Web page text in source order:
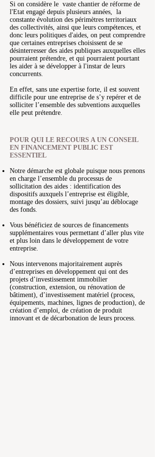
Si on considère le vaste chantier de réforme de
l'Etat engagé depuis plusieurs années, la
constante évolution des périmètres territoriaux
des collectivités, ainsi que leurs compétences, et
donc leurs politiques d'aides, on peut comprendre
que certaines entreprises choisissent de se
désinterresser des aides publiques auxquelles elles
pourraient prétendre, et qui pourraient pourtant
les aider à se développer à l'instar de leurs
concurrents.
En effet, sans une expertise forte, il est souvent
difficile pour une entreprise de s’y repérer et de
solliciter l’ensemble des subventions auxquelles
elle peut prétendre.
POUR QUI LE RECOURS A UN CONSEIL
EN FINANCEMENT PUBLIC EST
ESSENTIEL
Notre démarche est globale puisque nous prenons
en charge l’ensemble du processus de
sollicitation des aides : identification des
dispositifs auxquels l’entreprise est éligible,
montage des dossiers, suivi jusqu’au déblocage
des fonds.
Vous bénéficiez de sources de financements
supplémentaires vous permettant d’aller plus vite
et plus loin dans le développement de votre
entreprise.
Nous intervenons majoritairement auprès
d’entreprises en développement qui ont des
projets d’investissement immobilier
(construction, extension, ou rénovation de
bâtiment), d’investissement matériel (process,
équipements, machines, lignes de production), de
création d’emploi, de création de produit
innovant et de décarbonation de leurs process.